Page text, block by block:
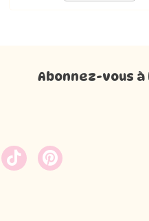
Abonnez-vous